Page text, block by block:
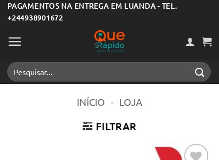
Skip
to
content
PAGAMENTOS NA ENTREGA EM LUANDA - TEL.
+244938901672
Pesquisar
por:
INÍCIO - LOJA
FILTRAR